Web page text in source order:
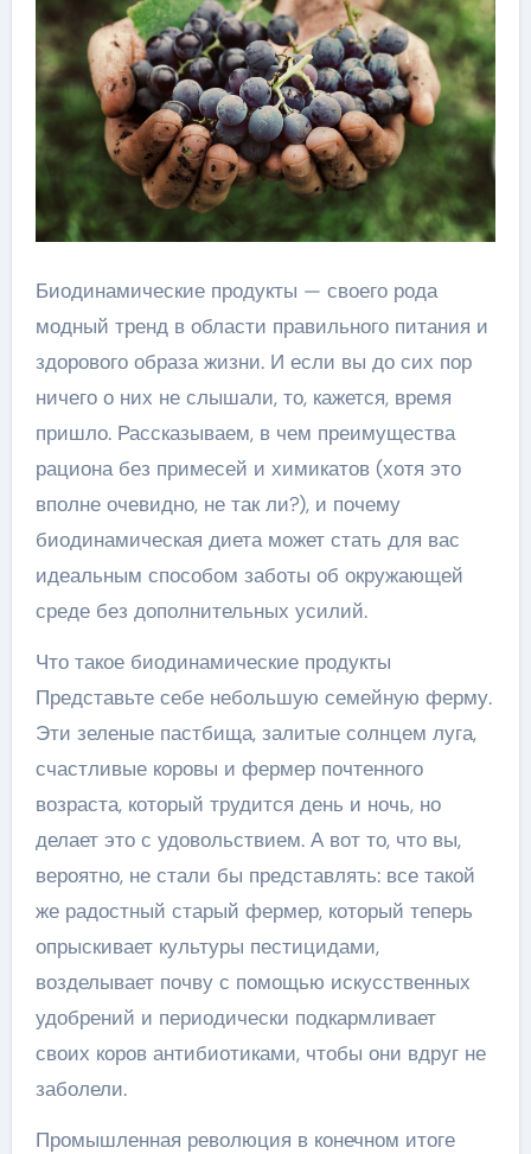
Биодинамические продукты — своего рода
модный тренд в области правильного питания и
здорового образа жизни. И если вы до сих пор
ничего о них не слышали, то, кажется, время
пришло. Рассказываем, в чем преимущества
рациона без примесей и химикатов (хотя это
вполне очевидно, не так ли?), и почему
биодинамическая диета может стать для вас
идеальным способом заботы об окружающей
среде без дополнительных усилий.
Что такое биодинамические продукты
Представьте себе небольшую семейную ферму.
Эти зеленые пастбища, залитые солнцем луга,
счастливые коровы и фермер почтенного
возраста, который трудится день и ночь, но
делает это с удовольствием. А вот то, что вы,
вероятно, не стали бы представлять: все такой
же радостный старый фермер, который теперь
опрыскивает культуры пестицидами,
возделывает почву с помощью искусственных
удобрений и периодически подкармливает
своих коров антибиотиками, чтобы они вдруг не
заболели.
Промышленная революция в конечном итоге